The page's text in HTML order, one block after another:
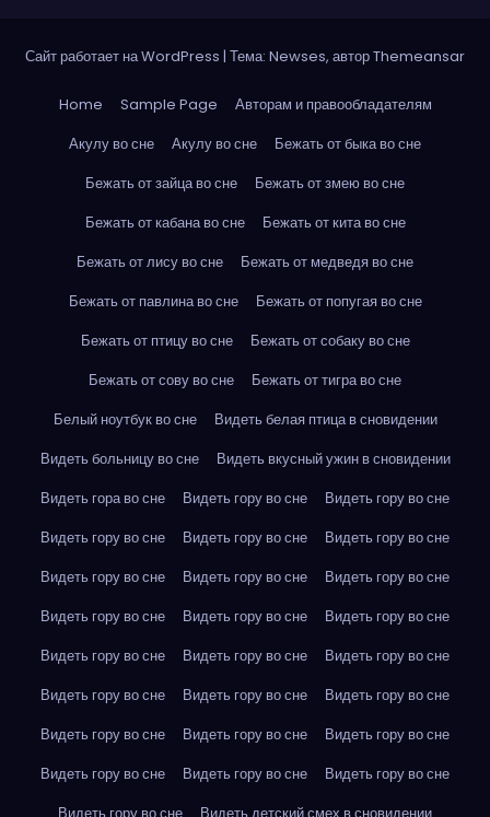
Сайт работает на WordPress | Тема: Newses, авторThemeansar
Home Sample Page
Авторам и правообладателям
Акулу во сне
Акулу во сне
Бежать от быка во сне
Бежать от зайца во сне
Бежать от змею во сне
Бежать от кабана во сне
Бежать от кита во сне
Бежать от лису во сне
Бежать от медведя во сне
Бежать от павлина во сне
Бежать от попугая во сне
Бежать от птицу во сне
Бежать от собаку во сне
Бежать от сову во сне
Бежать от тигра во сне
Белый ноутбук во сне
Видеть белая птица в сновидении
Видеть больницу во сне
Видеть вкусный ужин в сновидении
Видеть гора во сне
Видеть гору во сне
Видеть гору во сне
Видеть гору во сне
Видеть гору во сне
Видеть гору во сне
Видеть гору во сне
Видеть гору во сне
Видеть гору во сне
Видеть гору во сне
Видеть гору во сне
Видеть гору во сне
Видеть гору во сне
Видеть гору во сне
Видеть гору во сне
Видеть гору во сне
Видеть гору во сне
Видеть гору во сне
Видеть гору во сне
Видеть гору во сне
Видеть гору во сне
Видеть гору во сне
Видеть гору во сне
Видеть гору во сне